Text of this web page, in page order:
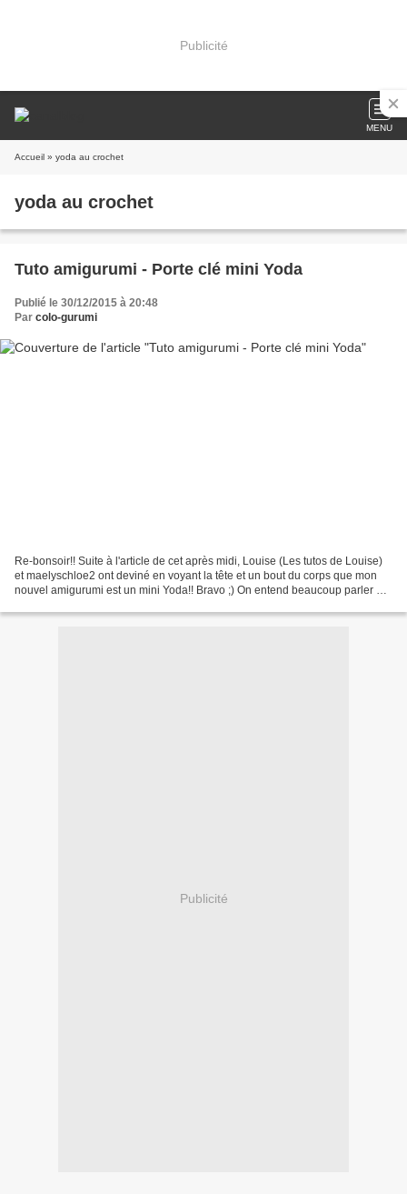
Publicité
MENU
Accueil » yoda au crochet
yoda au crochet
Tuto amigurumi - Porte clé mini Yoda
Publié le 30/12/2015 à 20:48
Par colo-gurumi
Re-bonsoir!! Suite à l'article de cet après midi, Louise (Les tutos de Louise)
et maelyschloe2 ont deviné en voyant la tête et un bout du corps que mon
nouvel amigurumi est un mini Yoda!! Bravo ;) On entend beaucoup parler de
Publicité